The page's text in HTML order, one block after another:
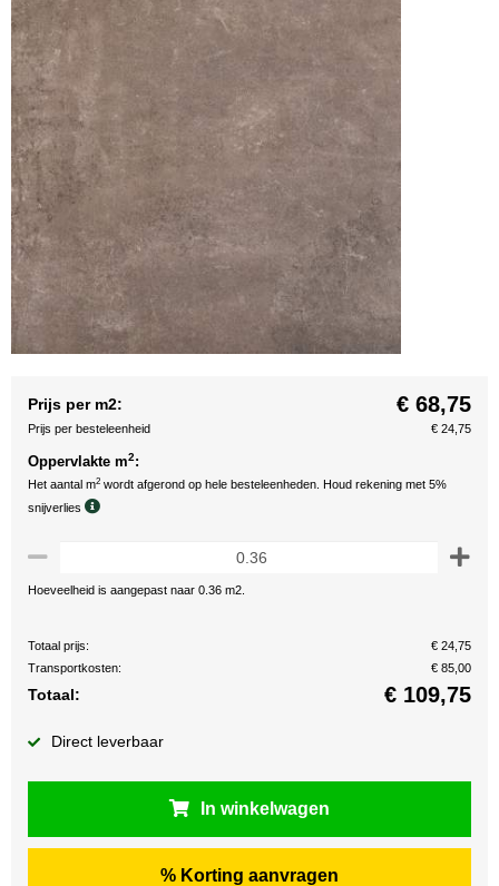
Prijs per m2: € 68,75
Prijs per besteleenheid € 24,75
Oppervlakte m2:
Het aantal m2 wordt afgerond op hele besteleenheden. Houd rekening met 5%
snijverlies
Hoeveelheid is aangepast naar 0.36 m2.
Totaal prijs:
€ 24,75
Transportkosten:
€ 85,00
Totaal: € 109,75
Direct leverbaar
In winkelwagen
% Korting aanvragen